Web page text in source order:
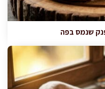
שנמס בפה